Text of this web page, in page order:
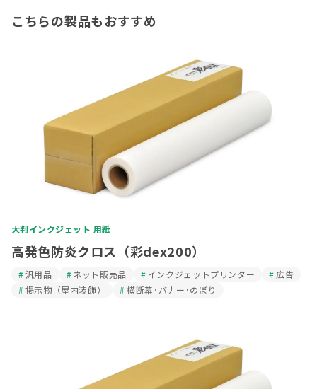
こちらの製品もおすすめ
大判インクジェット 用紙
高発色防炎クロス（彩dex200）
汎用品 ネット販売品 インクジェットプリンター
広告
掲示物（屋内装飾）
横断幕･バナー･のぼり